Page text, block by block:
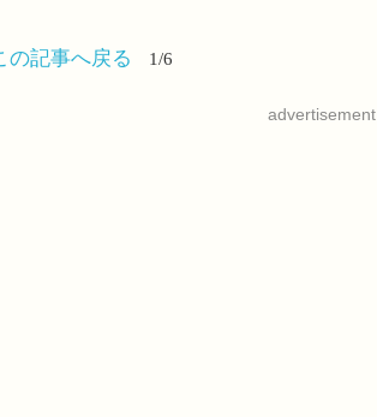
の記事へ戻る 1/6
advertisement